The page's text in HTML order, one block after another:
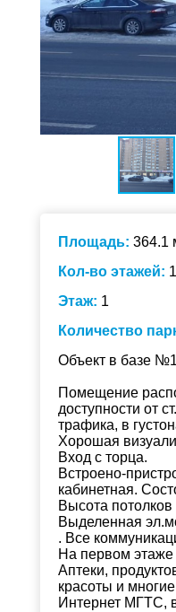
Площадь: 364.1
Кол-во этажей:
Этаж: 1
Количество
Объект в базе
Помещение
доступности от
трафика, в
Хорошая
Вход с торца.
Встроено-
кабинетная.
Высота потолков
Выделенная
. Все
На первом
Аптеки,
красоты и
Интернет МГТС,